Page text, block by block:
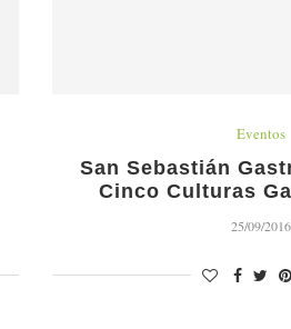
Eventos
San Sebastián
Cinco Culturas
25/09/2016